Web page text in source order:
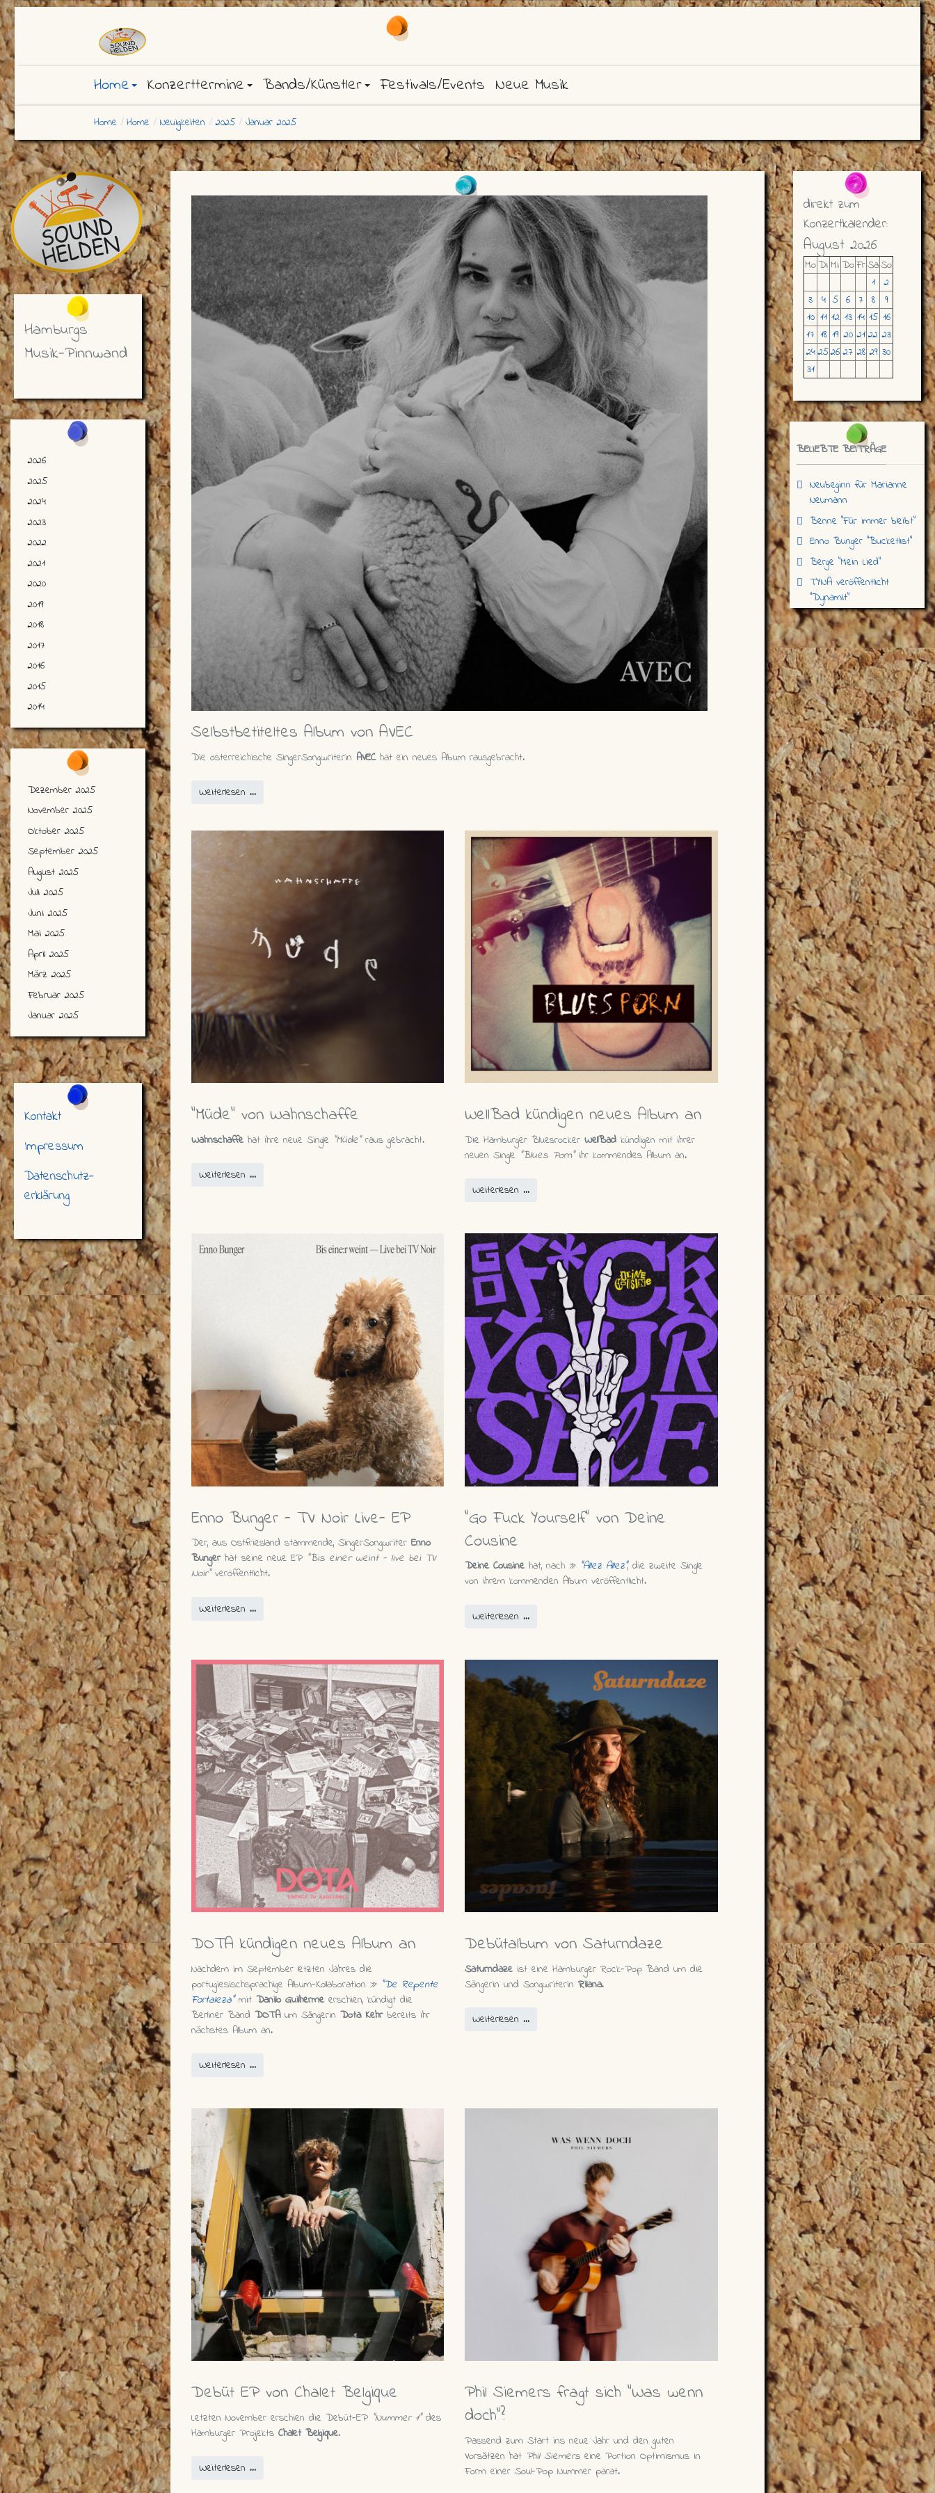
Home Konzerttermine Bands/Künstler Festivals/Events Neue Musik
Home Home Neuigkeiten 2025 Januar 2025
Selbstbetiteltes Album von AVEC
Die österreichische SingerSongwriterin AVEChat ein neues Album rausgebracht.
Weiterlesen …
"Müde" von Wahnschaffe
Wahnschaffehat ihre neue Single "Müde"raus gebracht.
Weiterlesen …
WellBad kündigen neues Album an
Die Hamburger BluesrockerWellBad kündigen mit ihrer
neuen Single "Blues Porn"ihr kommendes Album an.
Weiterlesen …
Enno Bunger - TV Noir Live- EP
Der, aus Ostfriesland stammende, SingerSongwriter Enno
Bungerhat seine neue EP "Bis eine:r weint - live bei TV
Noir"veröffentlicht.
Weiterlesen …
"Go Fuck Yourself" von Deine
Cousine
Deine Cousinehat, nach » "Allez Allez", die zweite Single
von ihrem kommenden Album veröffentlicht.
Weiterlesen …
DOTA kündigen neues Album an
Nachdem im September letzten Jahres die
portugiesischsprachige Album-Kollaboration » "De Repente
Fortaleza"mit Danilo Guilhermeerschien, kündigt die
Berliner Band DOTAum Sängerin Dota Kehrbereits ihr
nächstes Album an.
Weiterlesen …
Debütalbum von Saturndaze
Saturndazeist eine Hamburger Rock-Pop Band um die
Sängerin und SongwriterinRilana.
Weiterlesen …
Debüt EP von Chalet Belgique
Letzten November erschien die Debüt-EP "Nummer 1"des
Hamburger Projekts Chalet Belgique.
Weiterlesen …
Phil Siemers fragt sich "Was wenn
doch"?
Passend zum Start ins neue Jahr und den guten
Vorsätzen hat Phil Siemers eine Portion Optimismus in
Form einer Soul-Pop Nummer parat.
Hamburgs
Musik-Pinnwand
2026
2025
2024
2023
2022
2021
2020
2019
2018
2017
2016
2015
2014
Dezember 2025
November 2025
Oktober 2025
September 2025
August 2025
Juli 2025
Juni 2025
Mai 2025
April 2025
März 2025
Februar 2025
Januar 2025
Kontakt
Impressum
Datenschutz-
erklärung
direkt zum
Konzertkalender:
August 2026
MoDiMiDoFrSaSo
1 2
3 4 5 6 7 8
9
10 11 12 13 14 15 16
17 18 19 20 21 22 23
24 2526 27 28 29 30
31
BELIEBTE BEITRÄGE
Neubeginn für Marianne
Neumann
Benne "Für immer bleibt"
Enno Bunger "Bucketlist"
Berge "Mein Lied"
TYNA veröffentlicht
"Dynamit"